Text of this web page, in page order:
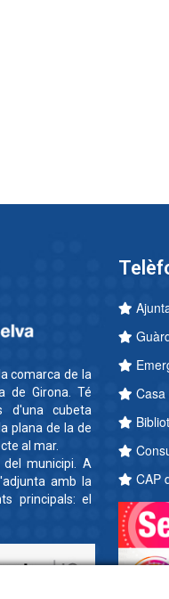
comarca de la
de Girona. Té
d'una cubeta
plana de la de
al mar.
municipi. A
amb la
principals: el
Casa
CAP